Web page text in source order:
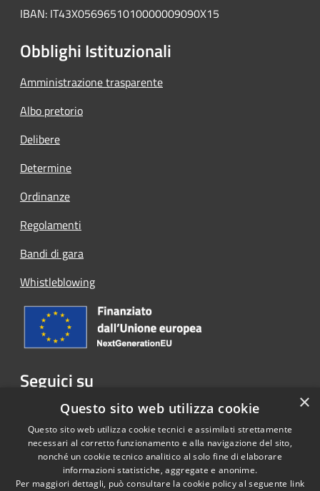
IBAN: IT43X0569651010000009090X15
Obblighi Istituzionali
Amministrazione trasparente
Albo pretorio
Delibere
Determine
Ordinanze
Regolamenti
Bandi di gara
Whistleblowing
Seguici su
Facebook
Copyright © 2026 • Comune di
×
Questo sito web utilizza cookie
Questo sito web utilizza cookie tecnici e assimilati strettamente
necessari al corretto funzionamento e alla navigazione del sito,
nonché un cookie tecnico analitico al solo fine di elaborare
informazioni statistiche, aggregate e anonime.
Per maggiori dettagli, può consultare la cookie policy al seguente link